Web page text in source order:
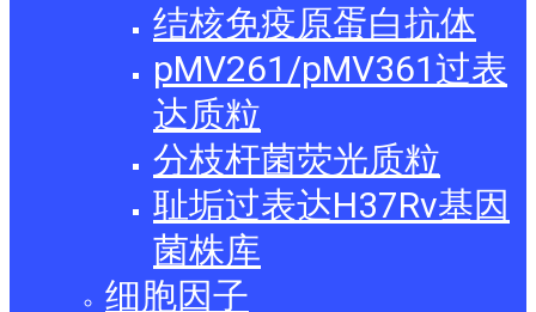
结核免疫原蛋白抗体
pMV261/pMV361过表
达质粒
分枝杆菌荧光质粒
耻垢过表达H37Rv基因
菌株库
细胞因子